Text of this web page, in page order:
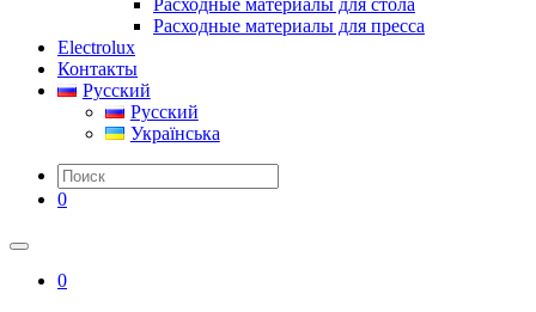
Расходные материалы для стола
Расходные материалы для пресса
Electrolux
Контакты
Русский
Русский
Українська
0
0